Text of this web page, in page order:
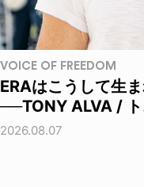
VOICE OF FREEDOM
ERAはこうして生
──TONY ALVA /
2026.08.07